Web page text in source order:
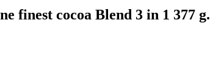
finest cocoa Blend 3 in 1 377 g.